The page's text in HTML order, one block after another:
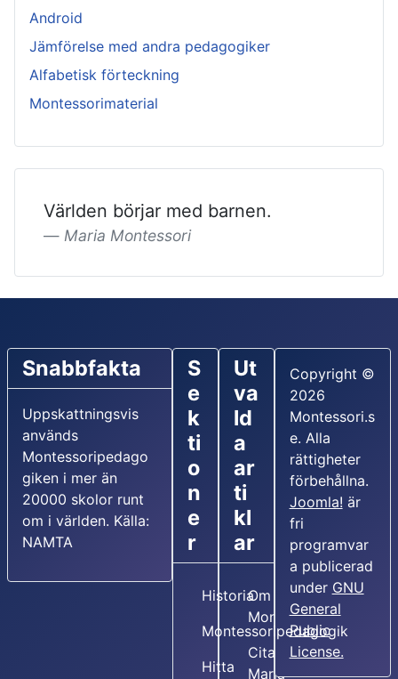
Android
Jämförelse med andra pedagogiker
Alfabetisk förteckning
Montessorimaterial
Världen börjar med barnen.
Maria Montessori
Snabbfakta
Uppskattningsvis
används
Montessoripedago
giken i mer än
20000 skolor runt
om i världen. Källa:
NAMTA
S
e
k
ti
o
n
e
r
Historia
Montessoripedagogik
Hitta
Ut
va
ld
a
ar
ti
kl
ar
Om Maria
Montessori
Citat av
Maria
Copyright ©
2026
Montessori.s
e. Alla
rättigheter
förbehållna.
Joomla! är
fri
programvar
a publicerad
under GNU
General
Public
License.